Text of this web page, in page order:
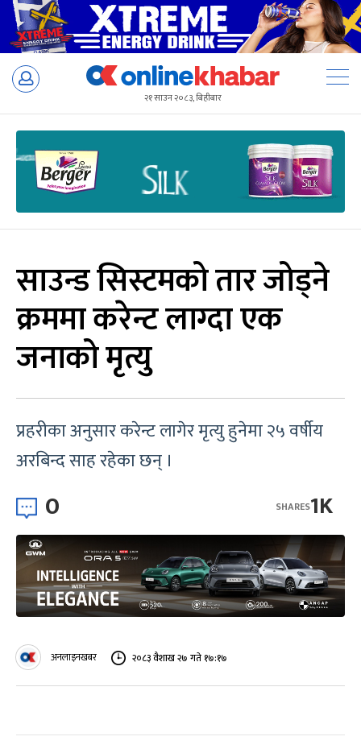
Skip
२१ साउन २०८३, बिहीबार
साउन्ड सिस्टमको तार जोड्ने
क्रममा करेन्ट लाग्दा एक
जनाको मृत्यु
प्रहरीका अनुसार करेन्ट लागेर मृत्यु हुनेमा २५ वर्षीय
अरबिन्द साह रहेका छन् ।
0 1K
SHARES
अनलाइनखबर २०८३ वैशाख २७ गते १७:१७